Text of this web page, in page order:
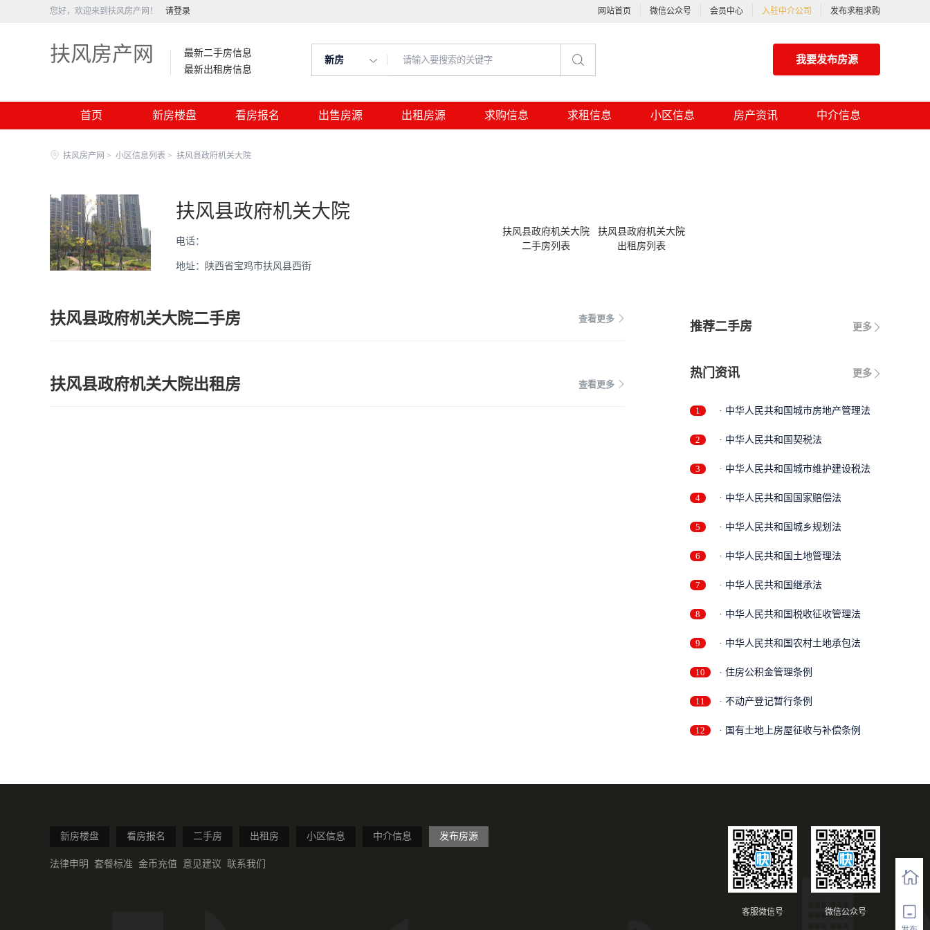
您好，欢迎来到扶风房产网！ 请登录 网站首页 微信公众号 会员中心 入驻中介公司 发布求租求购
扶风房产网
最新二手房信息
最新出租房信息
新房 我要发布房源
首页 新房楼盘 看房报名 出售房源 出租房源 求购信息 求租信息 小区信息 房产资讯 中介信息
扶风房产网 > 小区信息列表 > 扶风县政府机关大院
扶风县政府机关大院
电话：
地址：陕西省宝鸡市扶风县西街
扶风县政府机关大院
二手房列表
扶风县政府机关大院
出租房列表
扶风县政府机关大院二手房 查看更多
扶风县政府机关大院出租房 查看更多
更多
推荐二手房
更多
热门资讯
1 · 中华人民共和国城市房地产管理法
2 · 中华人民共和国契税法
3 · 中华人民共和国城市维护建设税法
4 · 中华人民共和国国家赔偿法
5 · 中华人民共和国城乡规划法
6 · 中华人民共和国土地管理法
7 · 中华人民共和国继承法
8 · 中华人民共和国税收征收管理法
9 · 中华人民共和国农村土地承包法
10 · 住房公积金管理条例
11 · 不动产登记暂行条例
12 · 国有土地上房屋征收与补偿条例
新房楼盘 看房报名 二手房 出租房 小区信息 中介信息 发布房源
法律申明 套餐标准 金币充值 意见建议 联系我们
微信公众号
客服微信号